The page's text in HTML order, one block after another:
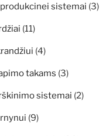
sistemai (3)
(11)
(4)
takams (3)
sistemai (2)
(9)